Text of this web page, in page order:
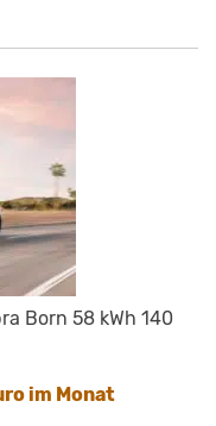
Born 58 kWh 140
im Monat